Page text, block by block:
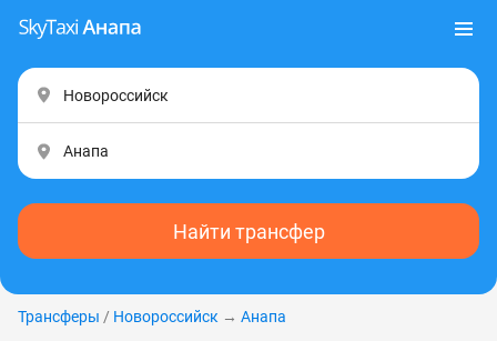
Найти трансфер
Трансферы / Новороссийск → Анапа